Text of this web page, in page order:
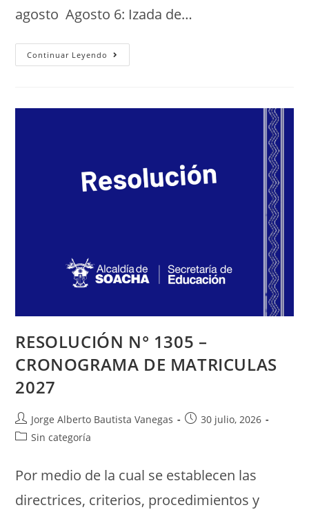
agosto Agosto 6: Izada de…
Continuar Leyendo
RESOLUCIÓN N° 1305 –
CRONOGRAMA DE MATRICULAS
2027
Jorge Alberto Bautista Vanegas
30 julio, 2026
Sin categoría
Por medio de la cual se establecen las
directrices, criterios, procedimientos y